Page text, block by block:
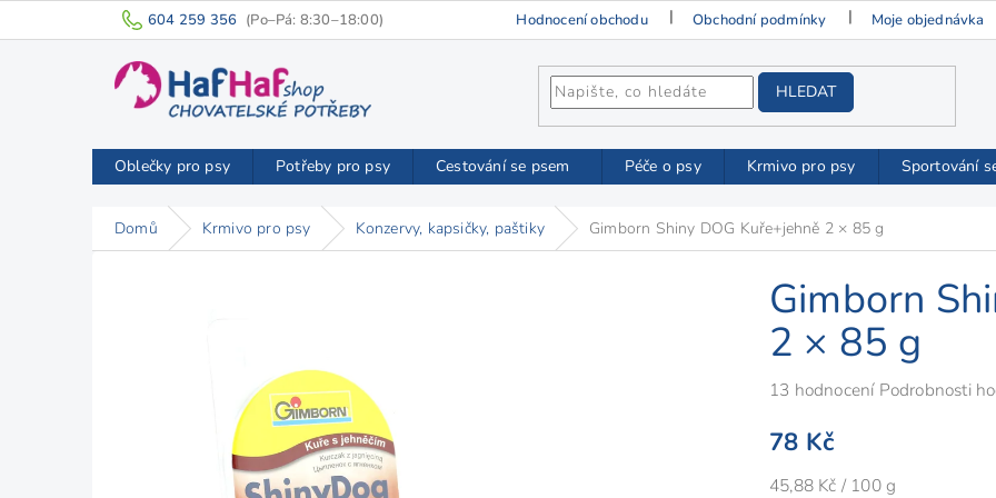
na
604 259 356 Hodnocení obchodu Obchodní podmínky Moje objednávka
HLEDAT
Oblečky pro psy Potřeby pro psy Cestování se psem Péče o psy Krmivo pro psy Sportování
Domů Krmivo pro psy Konzervy, kapsičky, paštiky Gimborn Shiny DOG Kuře+jehně 2 × 85 g
Gimborn
2 × 85 g
Průměrné
produktu
13 hodnocení Podrobnosti
78 Kč
Měrná
45,88 Kč / 100 g